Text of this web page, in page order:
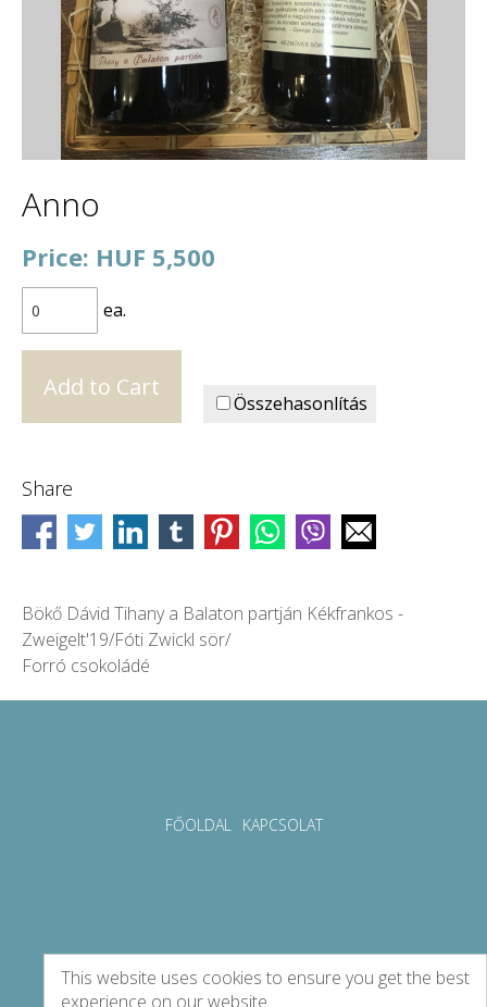
Anno
Price: HUF 5,500
ea.
Összehasonlítás
Share
Bökő Dávid Tihany a Balaton partján Kékfrankos -
Zweigelt'19/Fóti Zwickl sör/
Forró csokoládé
FŐOLDAL KAPCSOLAT
This website uses cookies to ensure you get the best
experience on our website.